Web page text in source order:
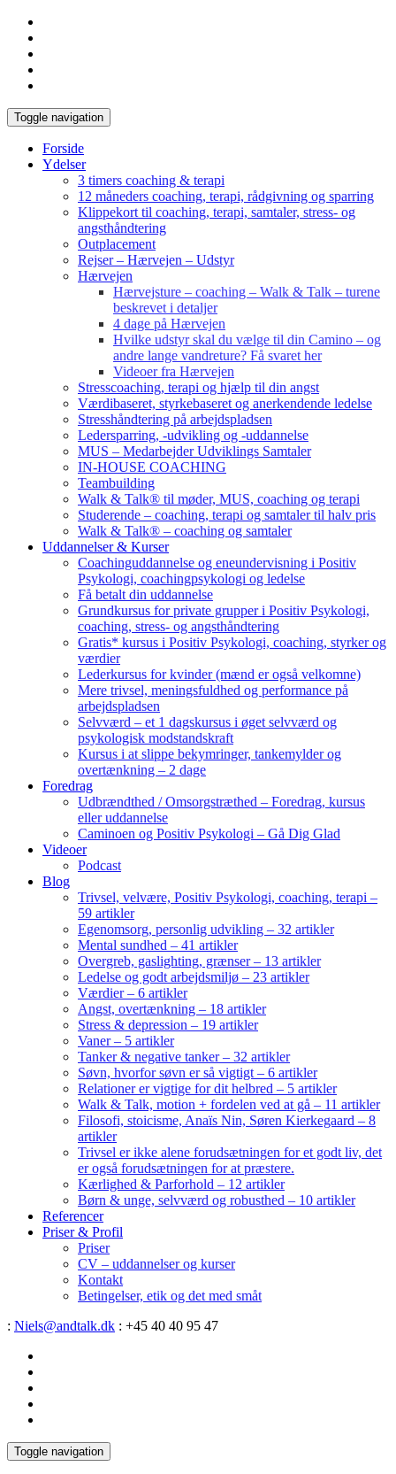
Toggle navigation
Forside
Ydelser
3 timers coaching & terapi
12 måneders coaching, terapi, rådgivning og sparring
Klippekort til coaching, terapi, samtaler, stress- og
angsthåndtering
Outplacement
Rejser – Hærvejen – Udstyr
Hærvejen
Hærvejsture – coaching – Walk & Talk – turene
beskrevet i detaljer
4 dage på Hærvejen
Hvilke udstyr skal du vælge til din Camino – og
andre lange vandreture? Få svaret her
Videoer fra Hærvejen
Stresscoaching, terapi og hjælp til din angst
Værdibaseret, styrkebaseret og anerkendende ledelse
Stresshåndtering på arbejdspladsen
Ledersparring, -udvikling og -uddannelse
MUS – Medarbejder Udviklings Samtaler
IN-HOUSE COACHING
Teambuilding
Walk & Talk® til møder, MUS, coaching og terapi
Studerende – coaching, terapi og samtaler til halv pris
Walk & Talk® – coaching og samtaler
Uddannelser & Kurser
Coachinguddannelse og eneundervisning i Positiv
Psykologi, coachingpsykologi og ledelse
Få betalt din uddannelse
Grundkursus for private grupper i Positiv Psykologi,
coaching, stress- og angsthåndtering
Gratis* kursus i Positiv Psykologi, coaching, styrker og
værdier
Lederkursus for kvinder (mænd er også velkomne)
Mere trivsel, meningsfuldhed og performance på
arbejdspladsen
Selvværd – et 1 dagskursus i øget selvværd og
psykologisk modstandskraft
Kursus i at slippe bekymringer, tankemylder og
overtænkning – 2 dage
Foredrag
Udbrændthed / Omsorgstræthed – Foredrag, kursus
eller uddannelse
Caminoen og Positiv Psykologi – Gå Dig Glad
Videoer
Podcast
Blog
Trivsel, velvære, Positiv Psykologi, coaching, terapi –
59 artikler
Egenomsorg, personlig udvikling – 32 artikler
Mental sundhed – 41 artikler
Overgreb, gaslighting, grænser – 13 artikler
Ledelse og godt arbejdsmiljø – 23 artikler
Værdier – 6 artikler
Angst, overtænkning – 18 artikler
Stress & depression – 19 artikler
Vaner – 5 artikler
Tanker & negative tanker – 32 artikler
Søvn, hvorfor søvn er så vigtigt – 6 artikler
Relationer er vigtige for dit helbred – 5 artikler
Walk & Talk, motion + fordelen ved at gå – 11 artikler
Filosofi, stoicisme, Anaïs Nin, Søren Kierkegaard – 8
artikler
Trivsel er ikke alene forudsætningen for et godt liv, det
er også forudsætningen for at præstere.
Kærlighed & Parforhold – 12 artikler
Børn & unge, selvværd og robusthed – 10 artikler
Referencer
Priser & Profil
Priser
CV – uddannelser og kurser
Kontakt
Betingelser, etik og det med småt
: Niels@andtalk.dk : +45 40 40 95 47
Toggle navigation